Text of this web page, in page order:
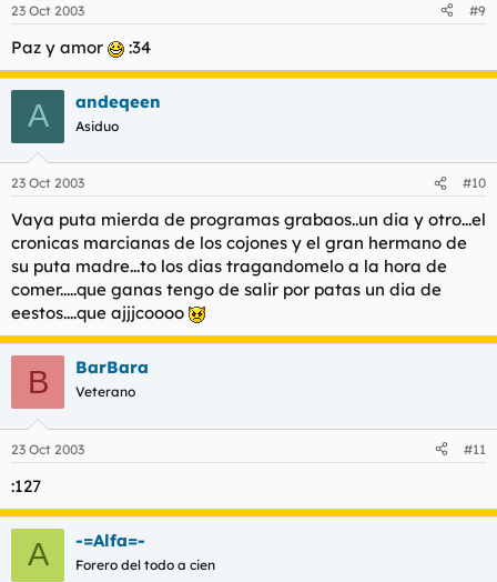
23 Oct 2003 #9
Paz y amor :34
A andeqeen
Asiduo
23 Oct 2003 #10
Vaya puta mierda de programas grabaos..un dia y otro...el
cronicas marcianas de los cojones y el gran hermano de
su puta madre...to los dias tragandomelo a la hora de
comer.....que ganas tengo de salir por patas un dia de
eestos....que ajjjcoooo
B BarBara
Veterano
23 Oct 2003 #11
:127
A -=Alfa=-
Forero del todo a cien